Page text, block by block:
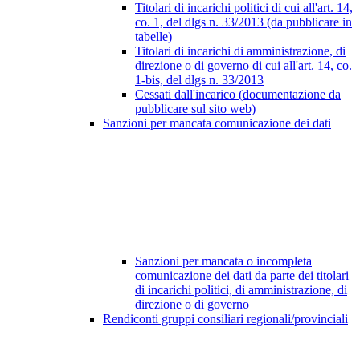
Titolari di incarichi politici di cui all'art. 14,
co. 1, del dlgs n. 33/2013 (da pubblicare in
tabelle)
Titolari di incarichi di amministrazione, di
direzione o di governo di cui all'art. 14, co.
1-bis, del dlgs n. 33/2013
Cessati dall'incarico (documentazione da
pubblicare sul sito web)
Sanzioni per mancata comunicazione dei dati
Sanzioni per mancata o incompleta
comunicazione dei dati da parte dei titolari
di incarichi politici, di amministrazione, di
direzione o di governo
Rendiconti gruppi consiliari regionali/provinciali